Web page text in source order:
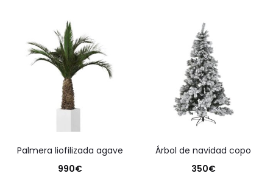
palmera liofilizada agave
990€
árbol de navidad copo
350€